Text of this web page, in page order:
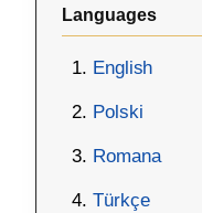
Languages
English
Polski
Romana
Türkçe